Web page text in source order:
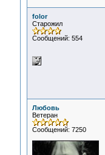
folor
Старожил
Сообщений: 554
Любовь
Ветеран
Сообщений: 7250